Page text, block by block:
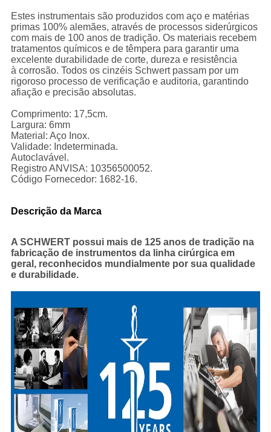
Estes instrumentais são produzidos com aço e matérias
primas 100% alemães, através de processos siderúrgicos
com mais de 100 anos de tradição. Os materiais recebem
tratamentos químicos e de têmpera para garantir uma
excelente durabilidade de corte, dureza e resistência
à corrosão. Todos os cinzéis Schwert passam por um
rigoroso processo de verificação e auditoria, garantindo
afiação e precisão absolutas.
Comprimento: 17,5cm.
Largura: 6mm
Material: Aço Inox.
Validade: Indeterminada.
Autoclavável.
Registro ANVISA: 10356500052.
Código Fornecedor: 1682-16.
Descrição da Marca
A SCHWERT possui mais de 125 anos de tradição na
fabricação de instrumentos da linha cirúrgica em
geral, reconhecidos mundialmente por sua qualidade
e durabilidade.